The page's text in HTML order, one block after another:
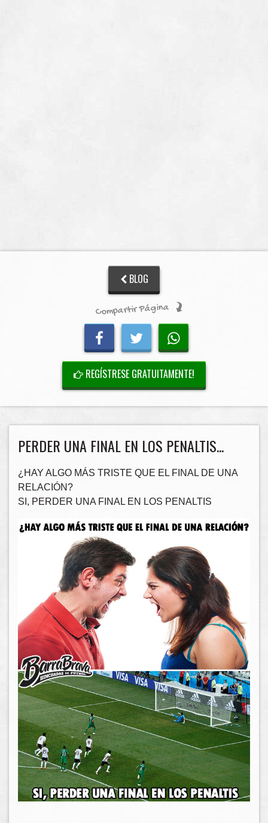
BLOG
Compartir Página
REGÍSTRESE GRATUITAMENTE!
PERDER UNA FINAL EN LOS PENALTIS...
¿HAY ALGO MÁS TRISTE QUE EL FINAL DE UNA
RELACIÓN?
SI, PERDER UNA FINAL EN LOS PENALTIS